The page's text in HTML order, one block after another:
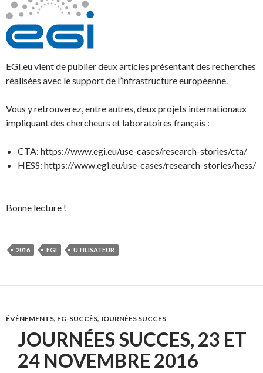
EGI.eu vient de publier deux articles présentant des recherches
réalisées avec le support de l’infrastructure européenne.
Vous y retrouverez, entre autres, deux projets internationaux
impliquant des chercheurs et laboratoires français :
CTA: https://www.egi.eu/use-cases/research-stories/cta/
HESS: https://www.egi.eu/use-cases/research-stories/hess/
Bonne lecture !
2016 EGI UTILISATEUR
ÉVÉNEMENTS, FG-SUCCÈS, JOURNÉES SUCCES
JOURNÉES SUCCES, 23 ET
24 NOVEMBRE 2016